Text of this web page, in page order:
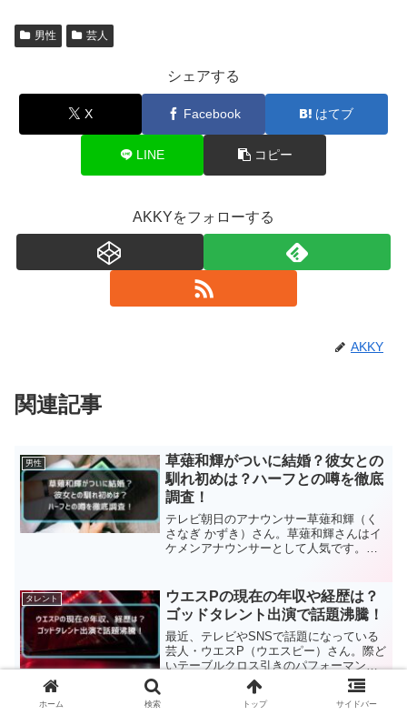
男性 芸人
シェアする
X Facebook はてブ
LINE コピー
AKKYをフォローする
AKKY
関連記事
男性
草薙和輝がついに結婚？彼女との
馴れ初めは？ハーフとの噂を徹底
調査！
テレビ朝日のアナウンサー草薙和輝（く
さなぎ かずき）さん。草薙和輝さんはイ
ケメンアナウンサーとして人気です。そ
の？」といった憶測がファンの間で飛び
交っているようです。そこで...
タレント
ウエスPの現在の年収や経歴は？
ゴッドタレント出演で話題沸騰！
最近、テレビやSNSで話題になっている
芸人・ウエスP（ウエスピー）さん。際ど
いテーブルクロス引きのパフォーマンス
が「あの人誰？」と気になっていた方も
多いのではないでしょうか？特に、オー
ディション番組「ゴッドタレント」への
ホーム 検索 トップ サイドバー